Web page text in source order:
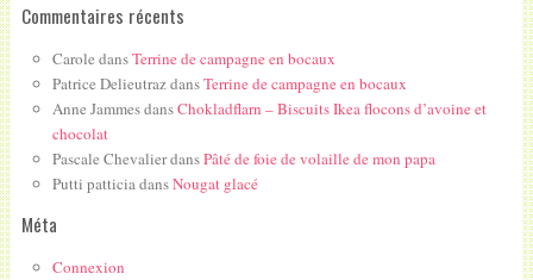
Commentaires récents
Carole dansTerrine de campagne en bocaux
Patrice DelieutrazdansTerrine de campagne en bocaux
Anne JammesdansChokladflarn – Biscuits Ikea flocons d’avoine et
chocolat
Pascale ChevalierdansPâté de foie de volaille de mon papa
Putti patticiadansNougat glacé
Méta
Connexion